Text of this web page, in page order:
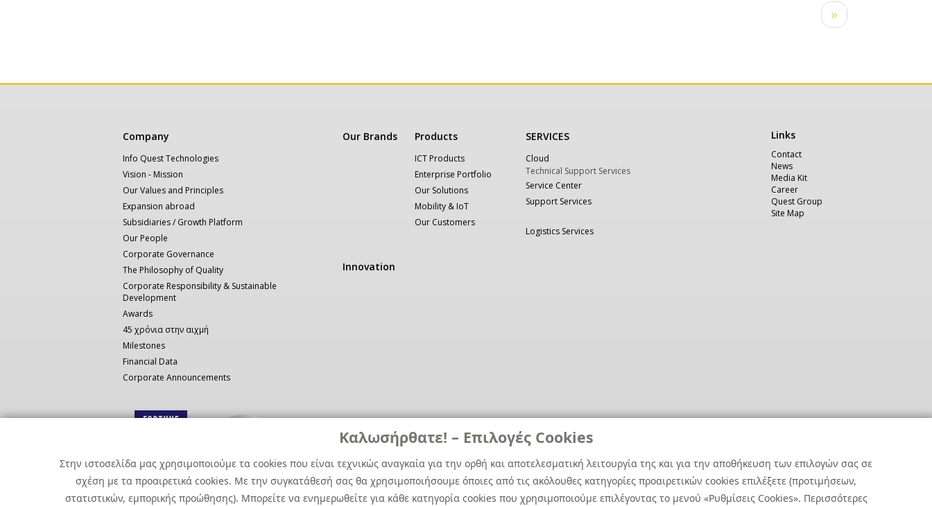
Καλωσήρθατε! – Επιλογές Cookies
Στην ιστοσελίδα μας χρησιμοποιούμε τα cookies που είναι τεχνικώς αναγκαία για την ορθή και αποτελεσματική λειτουργία της και για την αποθήκευση των επιλογών σας σε
σχέση με τα προαιρετικά cookies. Με την συγκατάθεσή σας θα χρησιμοποιήσουμε όποιες από τις ακόλουθες κατηγορίες προαιρετικών cookies επιλέξετε (προτιμήσεων,
στατιστικών, εμπορικής προώθησης). Μπορείτε να ενημερωθείτε για κάθε κατηγορία cookies που χρησιμοποιούμε επιλέγοντας το μενού «Ρυθμίσεις Cookies». Περισσότερες
Next
page
››
Κεντρική
πλοήγηση
Company
Info Quest Technologies
Vision - Mission
Our Values and Principles
Expansion abroad
Subsidiaries / Growth Platform
Our People
Corporate Governance
The Philosophy of Quality
Corporate Responsibility & Sustainable
Development
Awards
45 χρόνια στην αιχμή
Milestones
Financial Data
Corporate Announcements
Our Brands Products
ICT Products
Enterprise Portfolio
Our Solutions
Mobility & IoT
Our Customers
SERVICES
Cloud
Technical Support Services
Service Center
Support Services
Logistics Services
Innovation
Χρήσιμα
Links
Contact
News
Media Kit
Career
Quest Group
Site Map